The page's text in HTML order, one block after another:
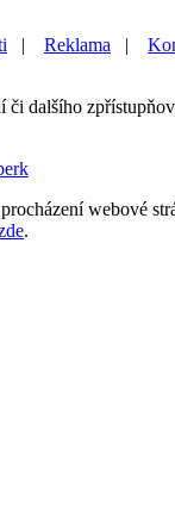
Reklama
či dalšího
webové
.